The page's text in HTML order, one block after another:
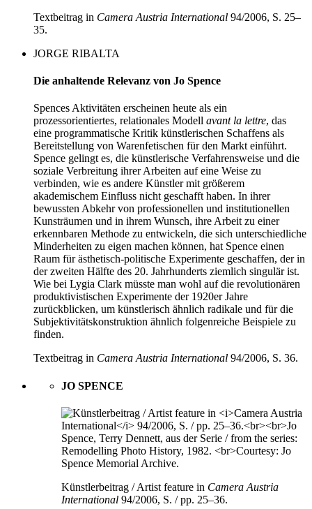
Textbeitrag in Camera Austria International 94/2006, S. 25–
35.
JORGE RIBALTA
Die anhaltende Relevanz von Jo Spence
Spences Aktivitäten erscheinen heute als ein
prozessorientiertes, relationales Modell avant la lettre, das
eine programmatische Kritik künstlerischen Schaffens als
Bereitstellung von Warenfetischen für den Markt einführt.
Spence gelingt es, die künstlerische Verfahrensweise und die
soziale Verbreitung ihrer Arbeiten auf eine Weise zu
verbinden, wie es andere Künstler mit größerem
akademischem Einfluss nicht geschafft haben. In ihrer
bewussten Abkehr von professionellen und institutionellen
Kunsträumen und in ihrem Wunsch, ihre Arbeit zu einer
erkennbaren Methode zu entwickeln, die sich unterschiedliche
Minderheiten zu eigen machen können, hat Spence einen
Raum für ästhetisch-politische Experimente geschaffen, der in
der zweiten Hälfte des 20. Jahrhunderts ziemlich singulär ist.
Wie bei Lygia Clark müsste man wohl auf die revolutionären
produktivistischen Experimente der 1920er Jahre
zurückblicken, um künstlerisch ähnlich radikale und für die
Subjektivitätskonstruktion ähnlich folgenreiche Beispiele zu
finden.
Textbeitrag in Camera Austria International 94/2006, S. 36.
JO SPENCE
Künstlerbeitrag / Artist feature in Camera Austria
International 94/2006, S. / pp. 25–36.